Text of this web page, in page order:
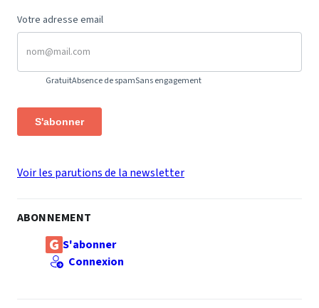
Votre adresse email
GratuitAbsence de spamSans engagement
S'abonner
Voir les parutions de la newsletter
ABONNEMENT
S'abonner
Connexion